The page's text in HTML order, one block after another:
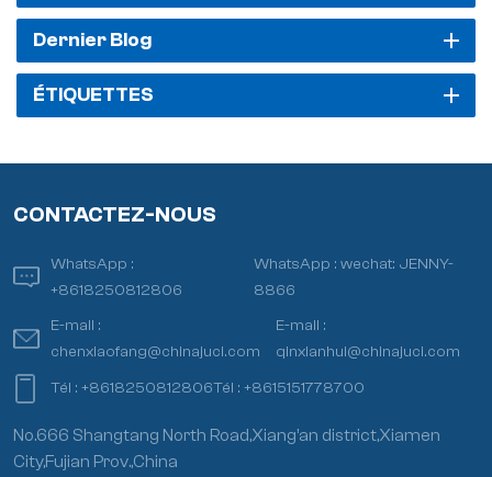
Dernier Blog
ÉTIQUETTES
CONTACTEZ-NOUS
WhatsApp :
+8618250812806
WhatsApp :wechat: JENNY-
8866
E-mail :
chenxiaofang@chinajuci.com
E-mail :
qinxianhui@chinajuci.com
Tél :+8618250812806Tél :+8615151778700
No.666 Shangtang North Road,Xiang’an district,Xiamen
City,Fujian Prov.,China